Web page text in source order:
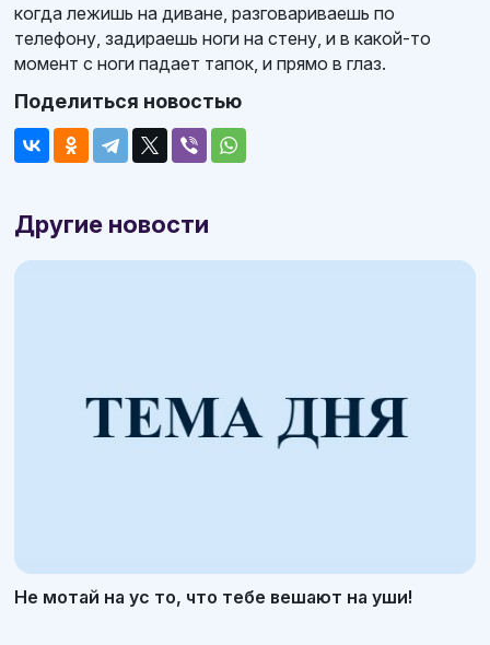
когда лежишь на диване, разговариваешь по
телефону, задираешь ноги на стену, и в какой-то
момент с ноги падает тапок, и прямо в глаз.
Поделиться новостью
Другие новости
Не мотай на ус то, что тебе вешают на уши!